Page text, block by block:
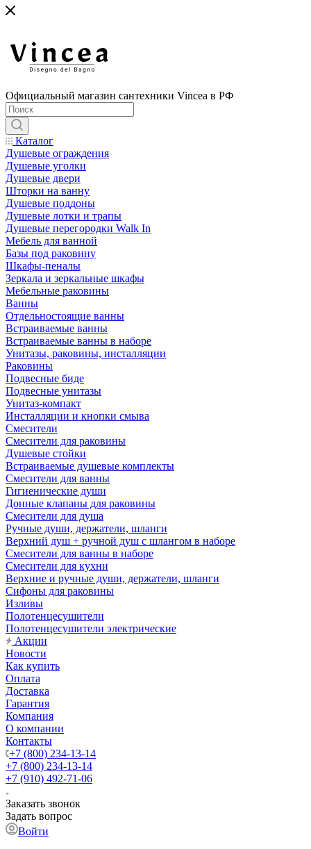
Официальный магазин сантехники Vincea в РФ
Каталог
Душевые ограждения
Душевые уголки
Душевые двери
Шторки на ванну
Душевые поддоны
Душевые лотки и трапы
Душевые перегородки Walk In
Мебель для ванной
Базы под раковину
Шкафы-пеналы
Зеркала и зеркальные шкафы
Мебельные раковины
Ванны
Отдельностоящие ванны
Встраиваемые ванны
Встраиваемые ванны в наборе
Унитазы, раковины, инсталляции
Раковины
Подвесные биде
Подвесные унитазы
Унитаз-компакт
Инсталляции и кнопки смыва
Смесители
Смесители для раковины
Душевые стойки
Встраиваемые душевые комплекты
Смесители для ванны
Гигиенические души
Донные клапаны для раковины
Смесители для душа
Ручные души, держатели, шланги
Верхний душ + ручной душ с шлангом в наборе
Смесители для ванны в наборе
Смесители для кухни
Верхние и ручные души, держатели, шланги
Сифоны для раковины
Изливы
Полотенцесушители
Полотенцесушители электрические
Акции
Новости
Как купить
Оплата
Доставка
Гарантия
Компания
О компании
Контакты
+7 (800) 234-13-14
+7 (800) 234-13-14
+7 (910) 492-71-06
Заказать звонок
Задать вопрос
Войти